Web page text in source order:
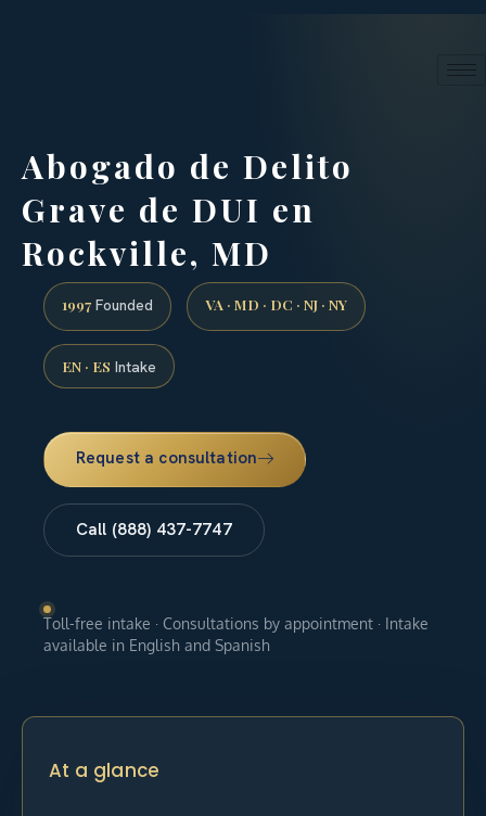
Abogado de Delito
Grave de DUI en
Rockville, MD
1997 Founded VA · MD · DC · NJ · NY
EN · ES Intake
Request a consultation
Call (888) 437-7747
Toll-free intake · Consultations by appointment · Intake
available in English and Spanish
At a glance